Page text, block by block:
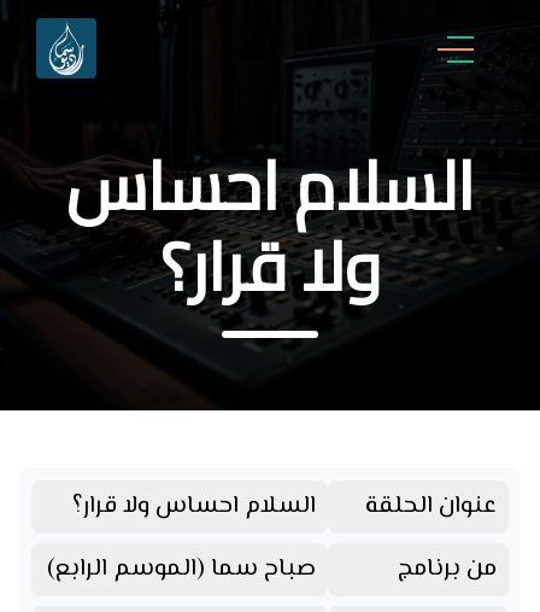
السلام احساس
ولا قرار؟
عنوان الحلقة
السلام احساس ولا قرار؟
من برنامج
صباح سما (الموسم الرابع)